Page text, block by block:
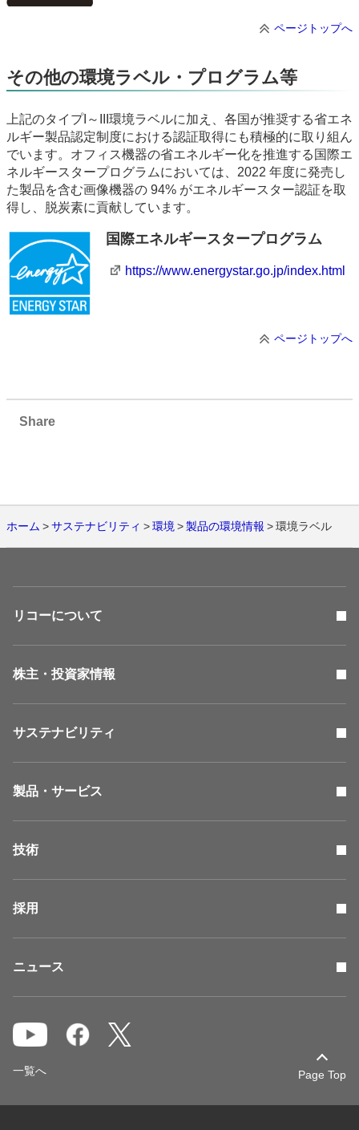
ページトップへ
その他の環境ラベル・プログラム等
上記のタイプI～III環境ラベルに加え、各国が推奨する省エネ
ルギー製品認定制度における認証取得にも積極的に取り組ん
でいます。オフィス機器の省エネルギー化を推進する国際エ
ネルギースタープログラムにおいては、2022 年度に発売し
た製品を含む画像機器の 94% がエネルギースター認証を取
得し、脱炭素に貢献しています。
国際エネルギースタープログラム
https://www.energystar.go.jp/index.html
ページトップへ
Share
ホーム サステナビリティ 環境 製品の環境情報 環境ラベル
リコーについて
株主・投資家情報
サステナビリティ
製品・サービス
技術
採用
ニュース
Page Top
一覧へ